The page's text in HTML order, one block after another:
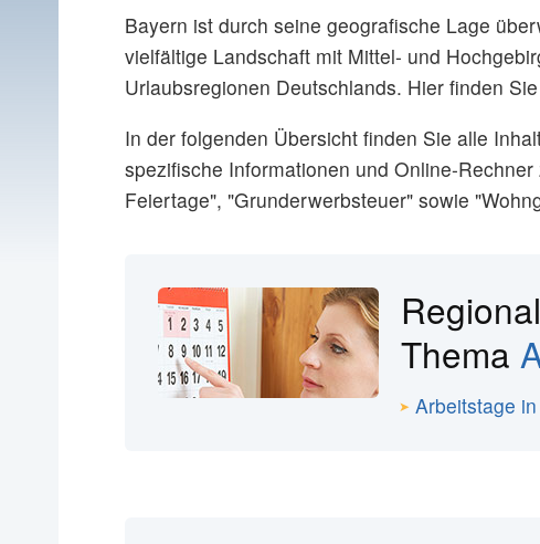
Bayern ist durch seine geografische Lage
vielfältige Landschaft mit Mittel- und
Urlaubsregionen Deutschlands. Hier finden
In der folgenden Übersicht finden Sie alle
spezifische Informationen und Online-
Feiertage", "Grunderwerbsteuer" sowie
Thema
Arbeitstage